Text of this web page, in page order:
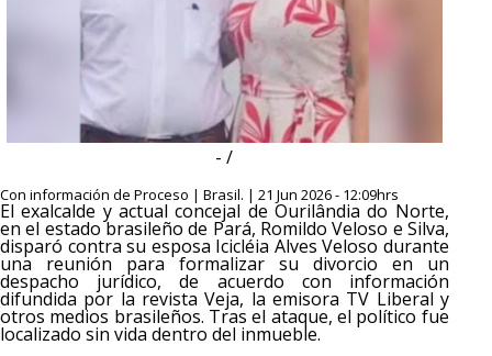
- /
Con información de Proceso | Brasil. | 21 Jun 2026 - 12:09hrs
El exalcalde y actual concejal de Ourilândia do Norte,
en el estado brasileño de Pará, Romildo Veloso e Silva,
disparó contra su esposa Icicléia Alves Veloso durante
una reunión para formalizar su divorcio en un
despacho jurídico, de acuerdo con información
difundida por la revista Veja, la emisora TV Liberal y
otros medios brasileños. Tras el ataque, el político fue
localizado sin vida dentro del inmueble.